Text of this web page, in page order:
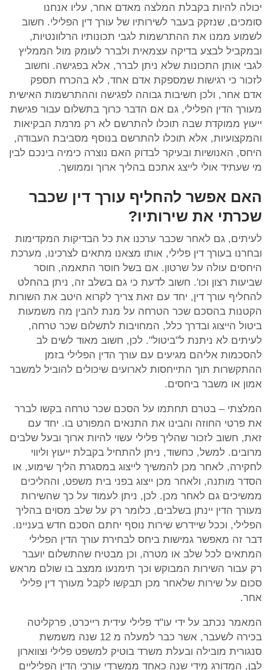
יכולה להיות בקבלת המלצה מאדם אחר, עליו אנחנו
סומכים, שנזקק בעבר לשירותיו של עורך דין הפלילי. חשוב
לשמוע ממנו את ההתרשמות לגבי תכונותיו הרלוונטיות,
ובמקביל לבצע בדיקה עצמאית ולברר לעומק מול הממליץ
לגבי אותן התכונות שלא ניתן לברר, אלא בפגישה. וחשוב
לזכור כי רגישות שמספקת אדם אחד, לא בהכרח תספק
אדם אחר, ולכן חשיבות גבוהה לפגישה וההתרשמות האישית
מעורך הדין הפלילי, גם אם הדבר כרוך בתשלום עבור פגישת
ייעוץ ממוקדת שבה תוכלו להתרשם לא רק מרמת הבקיאות
והמקצועיות, אלא תוכלו להתרשם בנוסף מסביבת העבודה,
היחס, האנושיות ובעיקר לבדוק האם נוצרה כימיה בינכם לבין
מי שעתיד אולי לייצג אתכם בהליך ארוך וממושך.
האם אפשר להחליף עורך דין שכבר
שכרתי את שירותיו?
לעיתים, גם לאחר שכבר ערכנו את כל הבדיקות המקדימות
ובחרנו בעורך דין פלילי, אותו מצאנו מתאים לצרכינו, מערכת
היחסים עולה על שרטון. אם בשל חוסר התאמה, חוסר
שביעות רצון וכו'. חשוב לדעת כי גם בשלב זה, ניתן בהחלט
להחליף עורך דין, יחד עם זאת צריך לקרוא היטב את השורות
הקטנות בהסכם שכר הטרחה על מנת להבין מה משמעות
ביטול הייצוג ובדרך כלל, המחויבות לתשלום שכר טרחה,
לעיתים לא ניתנת ל"ביטול". לכן, חשוב מאוד לשים לב
להסכמות אליהם מגיעים עם עורך הדין הפלילי בזמן
ההתקשרות תוך התייחסות לארועים שיכולים להוביל למשבר
אמון או משבר ביחסים.
המלצתי – בטרם תחתמו על הסכם שכר טרחה בקשו לברר
את פרטי החוזה והבינו את התנאים המפורט בו. יחד עם
זאת, חשוב לזכור שהליך פלילי עשוי להיות ארוך ובעל שלבים
מרובים. למשל, כחשוד, ניתן להתחיל בקבלת ייעוץ וליווי
לחקירה, לאחר מכן להמשיך לייצוג במסגרת הליך שימוע, או
הסדר מותנה, ולאחר מכן ייצוג בפני בית משפט, וההליכים
ממשיכים גם לאחר מכן. לכן, ניתן לעמוד על כך שהשירות
מעורך הדין יינתן בשלבים, כלומר רק על שלב מסוים בהליך
הפלילי, וככל שיידרש שירות נוסף יחתם הסכם חדש בעניינו.
דבר זה מאפשר גמישות ביחס לבחירת עורך הדין הפלילי
המתאים לכל שלב או מטרה, וכן מבטיח שהתשלום יועבר
רק עבור השירות המבוקש וכך תימנעו ממצב בו שולם מראש
סכום על שירות שלאחר מכן תבקשו לקבל מעורך דין פלילי
אחר.
המאמר נכתב על ידי עו"ד פלילי עידית רייכרט, פרקליטה
בכירה לשעבר, אשר כבר למעלה מ 12 שנה משמשת
סנגורית מובילה ובעלת משרד בוטיק למשפט פלילי וצווארון
לבן, המדורג מידי שנה כאחד ממשרדי עורכי הדין הפליליים